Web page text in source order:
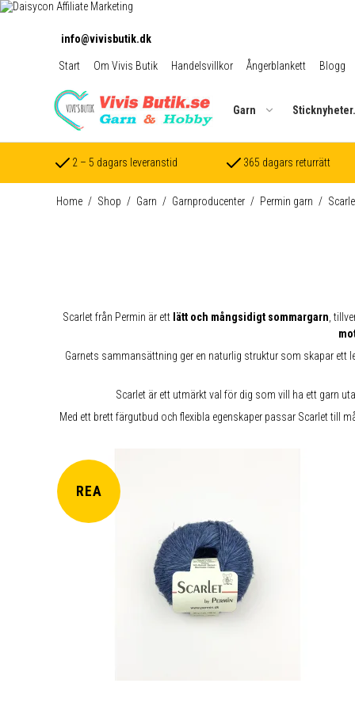
info@vivisbutik.dk
Start Om Vivis Butik Handelsvillkor Ångerblankett Blogg
Garn
2 – 5 dagars leveranstid 365 dagars returrätt
Home / Shop / Garn / Garnproducenter / Permin garn /
Scarlet från Permin är ett lätt och mångsidigt sommargarn ,
Garnets sammansättning ger en naturlig struktur som skapar ett
Scarlet är ett utmärkt val för dig som vill ha ett garn
Med ett brett färgutbud och flexibla egenskaper passar Scarlet till
REA